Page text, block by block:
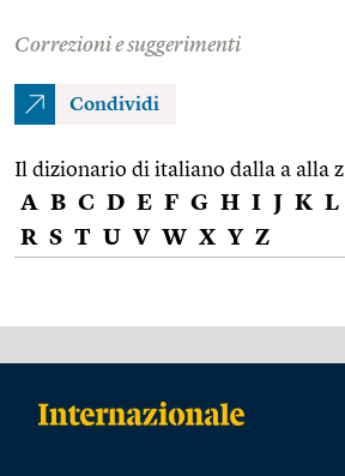
Correzioni e suggerimenti
Condividi
Il dizionario di italiano dalla a alla z
A B C D E F G H I J K L
R S T U V W X Y Z